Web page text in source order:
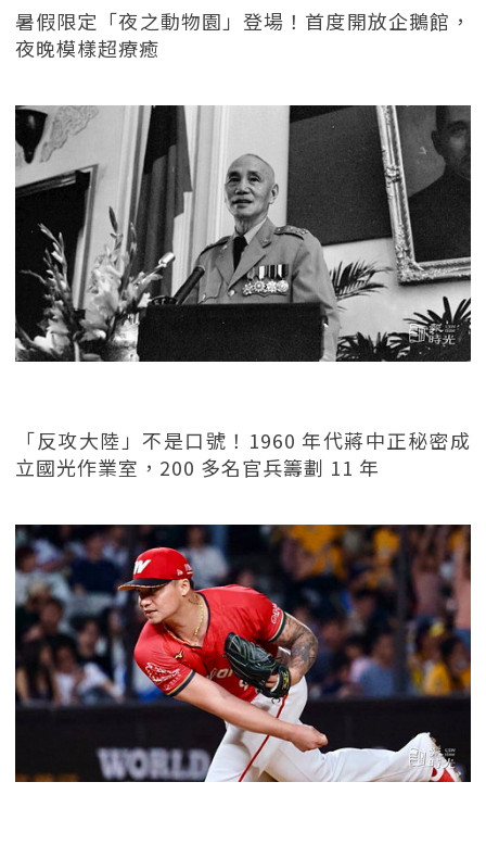
暑假限定「夜之動物園」登場！首度開放企鵝館，
夜晚模樣超療癒
「反攻大陸」不是口號！1960 年代蔣中正秘密成
立國光作業室，200 多名官兵籌劃 11 年